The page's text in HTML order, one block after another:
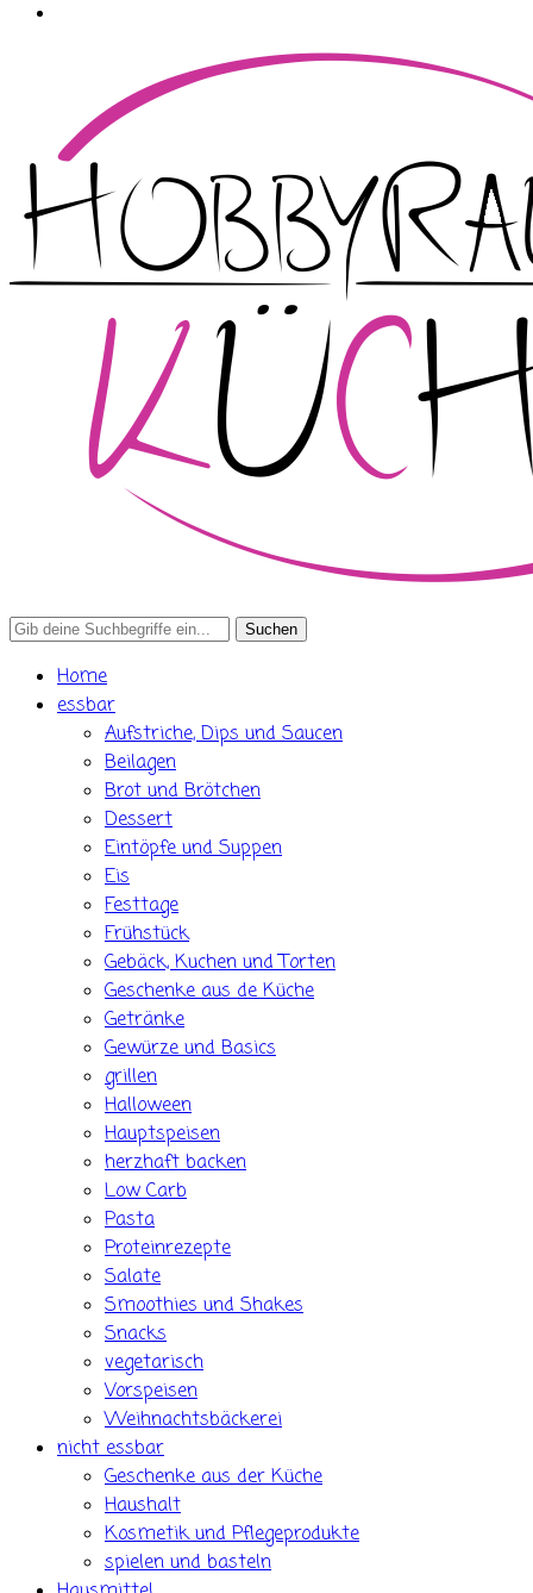
Search
Home
essbar
Aufstriche, Dips und Saucen
Beilagen
Brot und Brötchen
Dessert
Eintöpfe und Suppen
Eis
Festtage
Frühstück
Gebäck, Kuchen und Torten
Geschenke aus de Küche
Getränke
Gewürze und Basics
grillen
Halloween
Hauptspeisen
herzhaft backen
Low Carb
Pasta
Proteinrezepte
Salate
Smoothies und Shakes
Snacks
vegetarisch
Vorspeisen
Weihnachtsbäckerei
nicht essbar
Geschenke aus der Küche
Haushalt
Kosmetik und Pflegeprodukte
spielen und basteln